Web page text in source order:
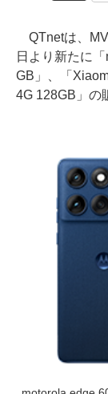
QTnetは、
日より新たに
GB」、「
4G 128GB」の